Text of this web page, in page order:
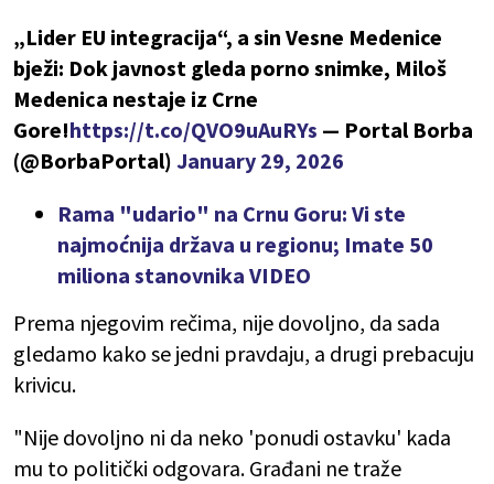
„Lider EU integracija“, a sin Vesne Medenice
bježi: Dok javnost gleda porno snimke, Miloš
Medenica nestaje iz Crne
Gore!https://t.co/QVO9uAuRYs — Portal Borba
(@BorbaPortal) January 29, 2026
Rama "udario" na Crnu Goru: Vi ste
najmoćnija država u regionu; Imate 50
miliona stanovnika VIDEO
Prema njegovim rečima, nije dovoljno, da sada
gledamo kako se jedni pravdaju, a drugi prebacuju
krivicu.
"Nije dovoljno ni da neko 'ponudi ostavku' kada
mu to politički odgovara. Građani ne traže